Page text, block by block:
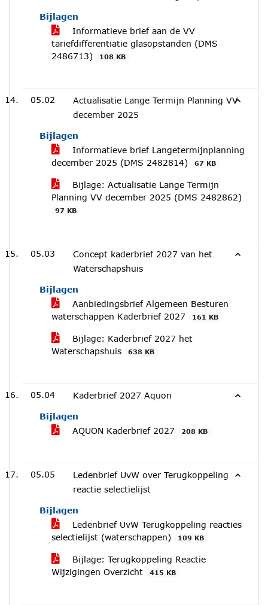
Bijlagen
Informatieve brief aan de VV
tariefdifferentiatie glasopstanden (DMS
2486713)
108 KB
05.02
Actualisatie Lange Termijn Planning VV
december 2025
Bijlagen
Informatieve brief Langetermijnplanning
december 2025 (DMS 2482814)
67 KB
Bijlage: Actualisatie Lange Termijn
Planning VV december 2025 (DMS 2482862)
97 KB
05.03
Concept kaderbrief 2027 van het
Waterschapshuis
Bijlagen
Aanbiedingsbrief Algemeen Besturen
waterschappen Kaderbrief 2027
161 KB
Bijlage: Kaderbrief 2027 het
Waterschapshuis
638 KB
05.04 Kaderbrief 2027 Aquon
Bijlagen
AQUON Kaderbrief 2027
208 KB
05.05
Ledenbrief UvW over Terugkoppeling
reactie selectielijst
Bijlagen
Ledenbrief UvW Terugkoppeling reacties
selectielijst (waterschappen)
109 KB
Bijlage: Terugkoppeling Reactie
Wijzigingen Overzicht
415 KB